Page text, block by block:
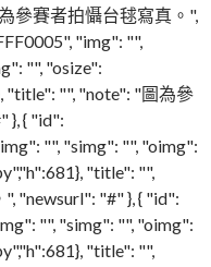
參賽者拍懾台毬寫真。",
"img": "",
"", "osize":
"title": "", "note": "圖為參
}, { "id":
"", "simg": "", "oimg":
"title": "",
"newsurl": "#" }, { "id":
"", "simg": "", "oimg":
"title": "",